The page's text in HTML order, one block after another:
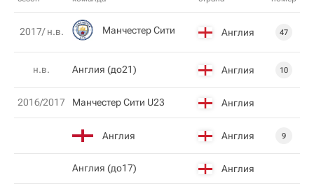
2017/ н.в. Манчестер Сити Англия 47
н.в. Англия (до21) Англия 10
2016/2017 Манчестер Сити U23 Англия
Англия Англия 9
Англия (до17) Англия